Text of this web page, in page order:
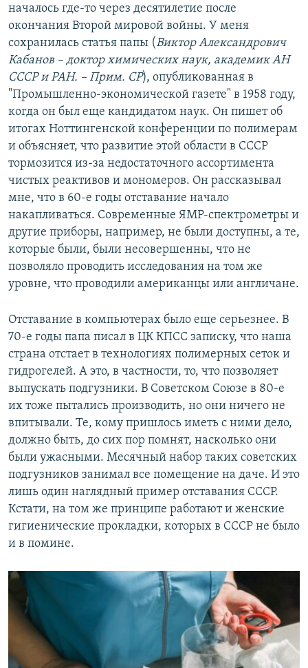
началось где-то через десятилетие после
окончания Второй мировой войны. У меня
сохранилась статья папы (Виктор Александрович
Кабанов – доктор химических наук, академик АН
СССР и РАН. – Прим. СР), опубликованная в
"Промышленно-экономической газете" в 1958 году,
когда он был еще кандидатом наук. Он пишет об
итогах Ноттингенской конференции по полимерам
и объясняет, что развитие этой области в СССР
тормозится из-за недостаточного ассортимента
чистых реактивов и мономеров. Он рассказывал
мне, что в 60-е годы отставание начало
накапливаться. Современные ЯМР-спектрометры и
другие приборы, например, не были доступны, а те,
которые были, были несовершенны, что не
позволяло проводить исследования на том же
уровне, что проводили американцы или англичане.
Отставание в компьютерах было еще серьезнее. В
70-е годы папа писал в ЦК КПСС записку, что наша
страна отстает в технологиях полимерных сеток и
гидрогелей. А это, в частности, то, что позволяет
выпускать подгузники. В Советском Союзе в 80-е
их тоже пытались производить, но они ничего не
впитывали. Те, кому пришлось иметь с ними дело,
должно быть, до сих пор помнят, насколько они
были ужасными. Месячный набор таких советских
подгузников занимал все помещение на даче. И это
лишь один наглядный пример отставания СССР.
Кстати, на том же принципе работают и женские
гигиенические прокладки, которых в СССР не было
и в помине.